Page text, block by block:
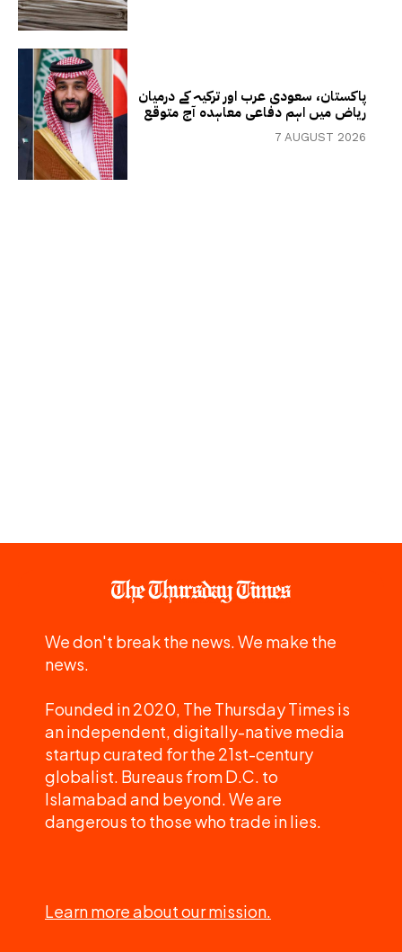
پاکستان، سعودی عرب اور ترکیہ کے درمیان
ریاض میں اہم دفاعی معاہدہ آج متوقع
7 AUGUST 2026
We don't break the news. We make the
news.
Founded in 2020, The Thursday Times is
an independent, digitally-native media
startup curated for the 21st-century
globalist. Bureaus from D.C. to
Islamabad and beyond. We are
dangerous to those who trade in lies.
Learn more about our mission.